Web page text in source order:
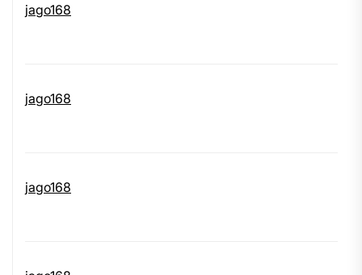
jago168
jago168
jago168